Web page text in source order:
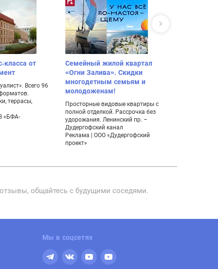
класса от
Всего 96
террасы,
«БФА-
Семейный жилой квартал
«Огни Залива». Скидки
многодетным семьям и
молодоженам!
Просторные видовые квартиры с
полной отделкой. Рассрочка без
удорожания. Ленинский пр. –
Дудергофский канал
Реклама | ООО «Дудергофский
проект»
общайтесь с будущими соседями.
Мы в соцсетях